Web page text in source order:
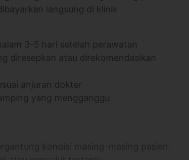
langsung di klinik
3-5 hari setelah perawatan
diresepkan atau direkomendasikan
anjuran dokter
yang mengganggu